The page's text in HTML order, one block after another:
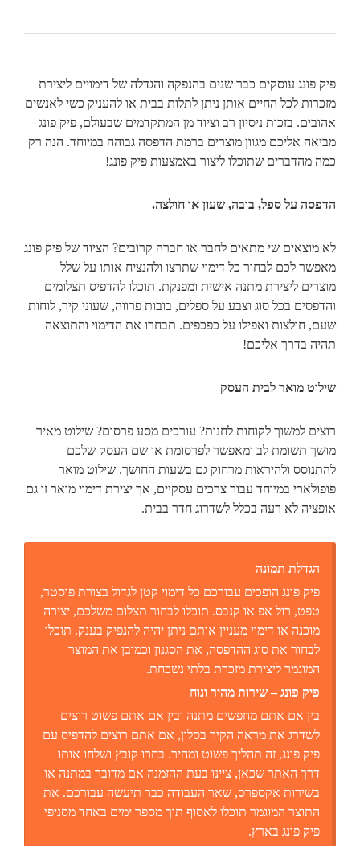
פיק פונג עוסקים כבר שנים בהנפקה והגדלה של דימויים ליצירת
מזכרות לכל החיים אותן ניתן לתלות בבית או להעניק כשי לאנשים
אהובים. בזכות ניסיון רב וציוד מן המתקדמים שבעולם, פיק פונג
מביאה אליכם מגוון מוצרים ברמת הדפסה גבוהה במיוחד. הנה רק
כמה מהדברים שתוכלו ליצור באמצעות פיק פונג!
הדפסה על ספל, בובה, שעון או חולצה.
לא מוצאים שי מתאים לחבר או חברה קרובים? הציוד של פיק פונג
מאפשר לכם לבחור כל דימוי שתרצו ולהנציח אותו על שלל
מוצרים ליצירת מתנה אישית ומפנקת. תוכלו להדפיס תצלומים
והדפסים בכל סוג וצבע על ספלים, בובות פרווה, שעוני קיר, לוחות
שעם, חולצות ואפילו על כפכפים. תבחרו את הדימוי והתוצאה
תהיה בדרך אליכם!
שילוט מואר לבית העסק
רוצים למשוך לקוחות לחנות? עורכים מסע פרסום? שילוט מאיר
מושך תשומת לב ומאפשר לפרסומת או שם העסק שלכם
להתנוסס ולהיראות מרחוק גם בשעות החושך. שילוט מואר
פופולארי במיוחד עבור צרכים עסקיים, אך יצירת דימוי מואר זו גם
אופציה לא רעה בכלל לשדרוג חדר בבית.
הגדלת תמונה
פיק פונג הופכים עבורכם כל דימוי קטן לגדול בצורת פוסטר,
טפט, רול אפ או קנבס. תוכלו לבחור תצלום משלכם, יצירה
מוכנה או דימוי מעניין אותם ניתן יהיה להנפיק בענק. תוכלו
לבחור את סוג ההדפסה, את הסגנון וכמובן את המוצר
המוגמר ליצירת מזכרת בלתי נשכחת.
פיק פונג – שירות מהיר ונוח
בין אם אתם מחפשים מתנה ובין אם אתם פשוט רוצים
לשדרג את מראה הקיר בסלון, אם אתם רוצים להדפיס עם
פיק פונג, זה תהליך פשוט ומהיר. בחרו קובץ ושלחו אותו
דרך האתר שכאן, ציינו בעת ההזמנה אם מדובר במתנה או
בשירות אקספרס, שאר העבודה כבר תיעשה עבורכם. את
התוצר המוגמר תוכלו לאסוף תוך מספר ימים באחד מסניפי
פיק פונג בארץ.